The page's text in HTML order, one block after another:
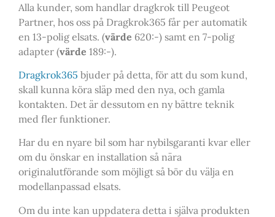
Alla kunder, som handlar dragkrok till Peugeot
Partner, hos oss på Dragkrok365 får per automatik
en 13-polig elsats. (värde 620:-) samt en 7-polig
adapter (värde 189:-).
Dragkrok365 bjuder på detta, för att du som kund,
skall kunna köra släp med den nya, och gamla
kontakten. Det är dessutom en ny bättre teknik
med fler funktioner.
Har du en nyare bil som har nybilsgaranti kvar eller
om du önskar en installation så nära
originalutförande som möjligt så bör du välja en
modellanpassad elsats.
Om du inte kan uppdatera detta i själva produkten